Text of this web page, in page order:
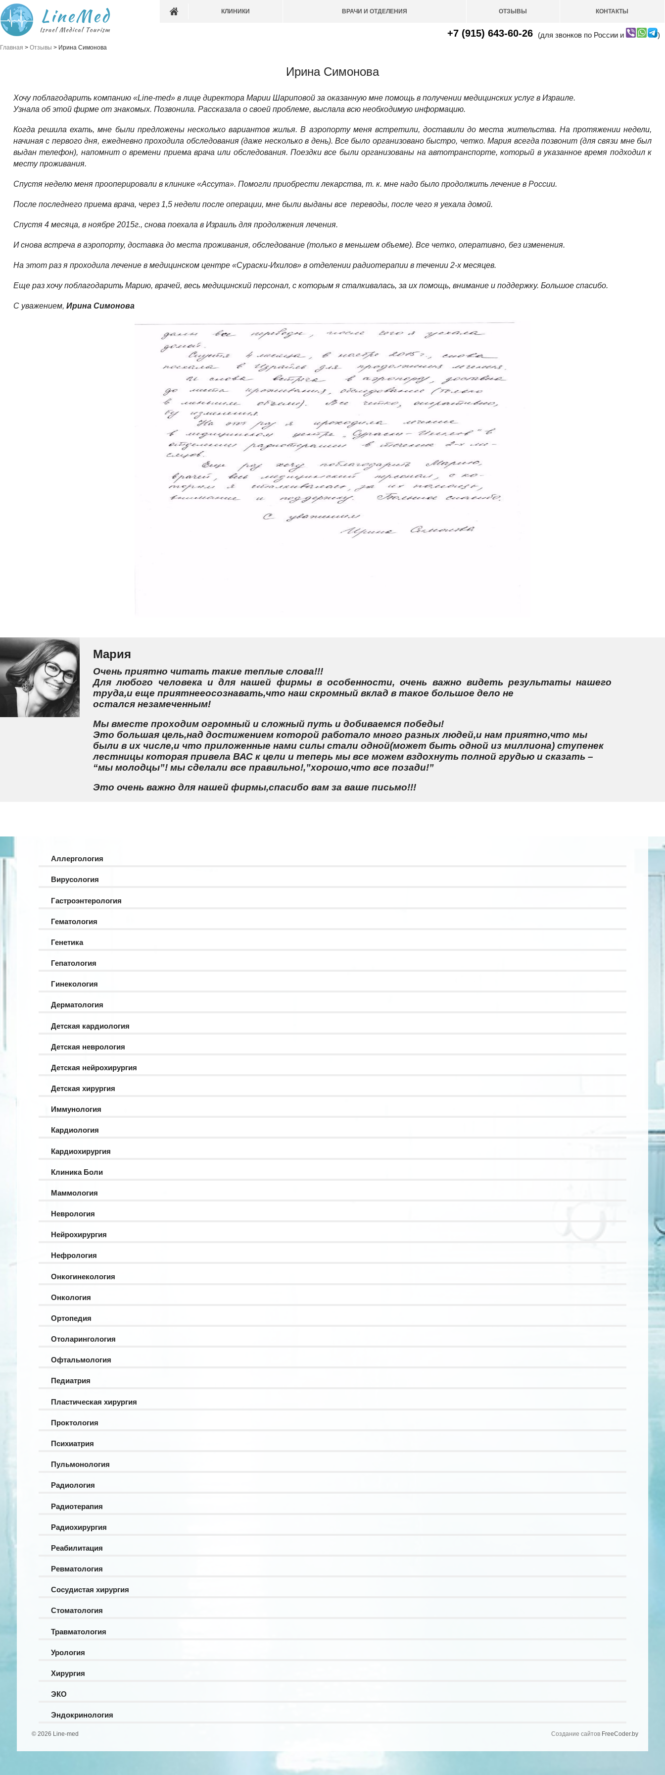
КЛИНИКИ ВРАЧИ И ОТДЕЛЕНИЯ ОТЗЫВЫ КОНТАКТЫ
+7 (915) 643-60-26 (для звонков по России и )
Главная > Отзывы > Ирина Симонова
Ирина Симонова
Хочу поблагодарить компанию «Line-med» в лице директора Марии Шариповой за оказанную мне помощь в получении медицинских услуг в Израиле.
Узнала об этой фирме от знакомых. Позвонила. Рассказала о своей проблеме, выслала всю необходимую информацию.
Когда решила ехать, мне были предложены несколько вариантов жилья. В аэропорту меня встретили, доставили до места жительства. На протяжении недели,
начиная с первого дня, ежедневно проходила обследования (даже несколько в день). Все было организовано быстро, четко. Мария всегда позвонит (для связи мне был
выдан телефон), напомнит о времени приема врача или обследования. Поездки все были организованы на автотранспорте, который в указанное время подходил к
месту проживания.
Спустя неделю меня прооперировали в клинике «Ассута». Помогли приобрести лекарства, т. к. мне надо было продолжить лечение в России.
После последнего приема врача, через 1,5 недели после операции, мне были выданы все переводы, после чего я уехала домой.
Спустя 4 месяца, в ноябре 2015г., снова поехала в Израиль для продолжения лечения.
И снова встреча в аэропорту, доставка до места проживания, обследование (только в меньшем объеме). Все четко, оперативно, без изменения.
На этот раз я проходила лечение в медицинском центре «Сураски-Ихилов» в отделении радиотерапии в течении 2-х месяцев.
Еще раз хочу поблагодарить Марию, врачей, весь медицинский персонал, с которым я сталкивалась, за их помощь, внимание и поддержку. Большое спасибо.
С уважением, Ирина Симонова
Мария
Очень приятно читать такие теплые слова!!!
Для любого человека и для нашей фирмы в особенности, очень важно видеть результаты нашего
труда,и еще приятнееосознавать,что наш скромный вклад в такое большое дело не
остался незамеченным!
Мы вместе проходим огромный и сложный путь и добиваемся победы!
Это большая цель,над достижением которой работало много разных людей,и нам приятно,что мы
были в их числе,и что приложенные нами силы стали одной(может быть одной из миллиона) ступенек
лестницы которая привела ВАС к цели и теперь мы все можем вздохнуть полной грудью и сказать –
“мы молодцы”! мы сделали все правильно!,”хорошо,что все позади!”
Это очень важно для нашей фирмы,спасибо вам за ваше письмо!!!
Аллергология
Вирусология
Гастроэнтерология
Гематология
Генетика
Гепатология
Гинекология
Дерматология
Детская кардиология
Детская неврология
Детская нейрохирургия
Детская хирургия
Иммунология
Кардиология
Кардиохирургия
Клиника Боли
Маммология
Неврология
Нейрохирургия
Нефрология
Онкогинекология
Онкология
Ортопедия
Отоларингология
Офтальмология
Педиатрия
Пластическая хирургия
Проктология
Психиатрия
Пульмонология
Радиология
Радиотерапия
Радиохирургия
Реабилитация
Ревматология
Сосудистая хирургия
Стоматология
Травматология
Урология
Хирургия
ЭКО
Эндокринология
© 2026 Line-med Создание сайтов FreeCoder.by